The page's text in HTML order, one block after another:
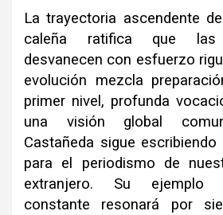
La trayectoria ascendente
caleña ratifica que
desvanecen con esfuerzo
evolución mezcla
primer nivel, profunda
una visión global
Castañeda sigue
para el periodismo de
extranjero. Su ejemplo
constante resonará por